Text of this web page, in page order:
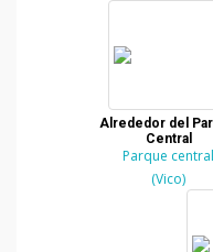
Alrededor del
Central
Parque central
(Vico)